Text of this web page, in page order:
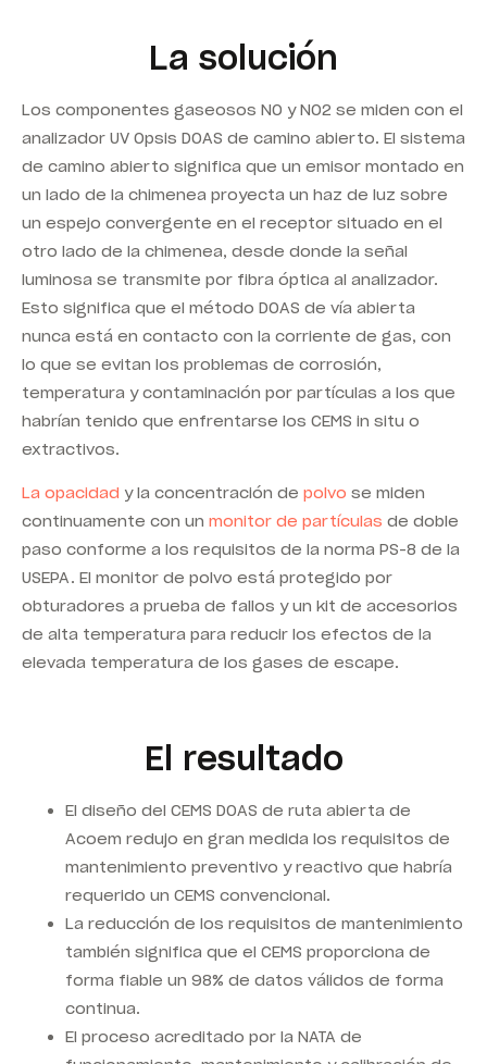
La solución
Los componentes gaseosos NO y NO2 se miden con el
analizador UV Opsis DOAS de camino abierto. El sistema
de camino abierto significa que un emisor montado en
un lado de la chimenea proyecta un haz de luz sobre
un espejo convergente en el receptor situado en el
otro lado de la chimenea, desde donde la señal
luminosa se transmite por fibra óptica al analizador.
Esto significa que el método DOAS de vía abierta
nunca está en contacto con la corriente de gas, con
lo que se evitan los problemas de corrosión,
temperatura y contaminación por partículas a los que
habrían tenido que enfrentarse los CEMS in situ o
extractivos.
La opacidad y la concentración de polvo se miden
continuamente con un monitor de partículas de doble
paso conforme a los requisitos de la norma PS-8 de la
USEPA. El monitor de polvo está protegido por
obturadores a prueba de fallos y un kit de accesorios
de alta temperatura para reducir los efectos de la
elevada temperatura de los gases de escape.
El resultado
El diseño del CEMS DOAS de ruta abierta de
Acoem redujo en gran medida los requisitos de
mantenimiento preventivo y reactivo que habría
requerido un CEMS convencional.
La reducción de los requisitos de mantenimiento
también significa que el CEMS proporciona de
forma fiable un 98% de datos válidos de forma
continua.
El proceso acreditado por la NATA de